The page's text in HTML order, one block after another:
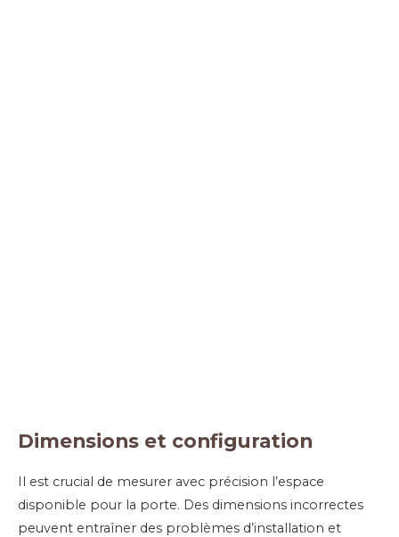
Dimensions et configuration
Il est crucial de mesurer avec précision l’espace
disponible pour la porte. Des dimensions incorrectes
peuvent entraîner des problèmes d’installation et